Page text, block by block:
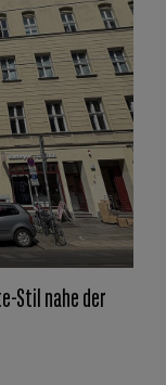
Stil nahe der